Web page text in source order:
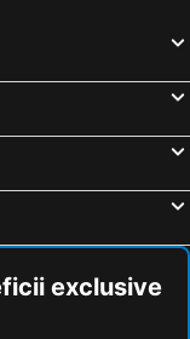
exclusive